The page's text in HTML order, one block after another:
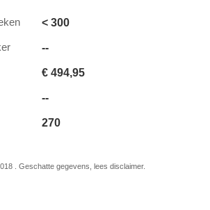
< 300
--
€ 494,95
--
270
. Geschatte gegevens, lees disclaimer.